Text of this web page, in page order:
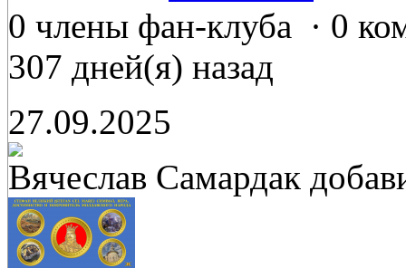
0 члены фан-клуба · 0
307 дней(я) назад
27.09.2025
Вячеслав Самардак